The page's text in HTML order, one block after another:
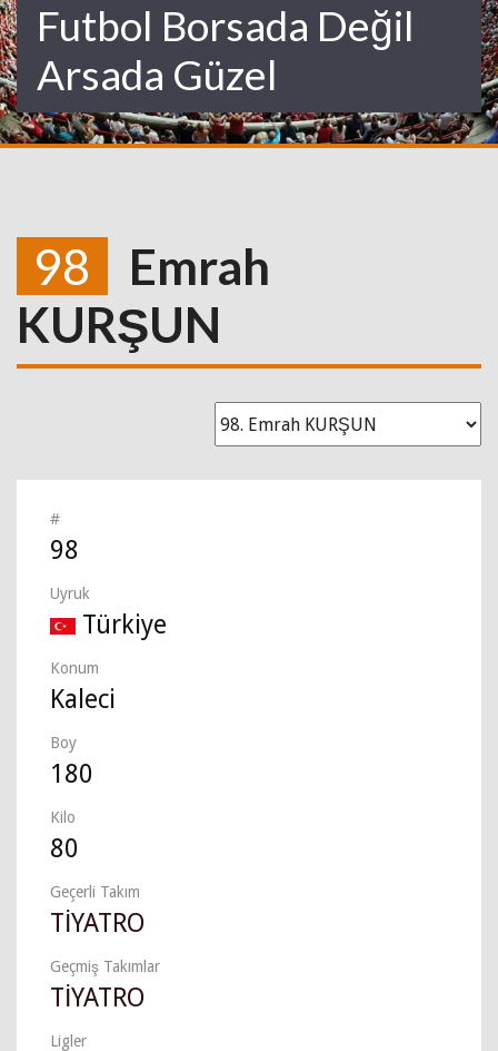
Futbol Borsada Değil
Arsada Güzel
98
Emrah
KURŞUN
#
98
Uyruk
Türkiye
Konum
Kaleci
Boy
180
Kilo
80
Geçerli Takım
TİYATRO
Geçmiş Takımlar
TİYATRO
Ligler